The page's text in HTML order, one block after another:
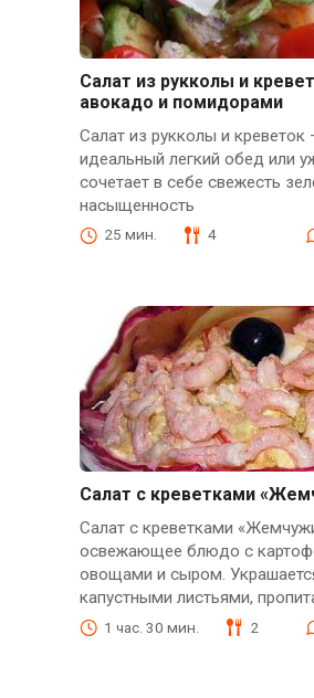
Салат из рукколы и
авокадо и помидорами
Салат из рукколы и креветок
идеальный легкий обед или
сочетает в себе свежесть
насыщенность
25 мин. 4
Салат с креветками
Салат с креветками
освежающее блюдо с
овощами и сыром.
капустными листьями,
1 час. 30 мин. 2